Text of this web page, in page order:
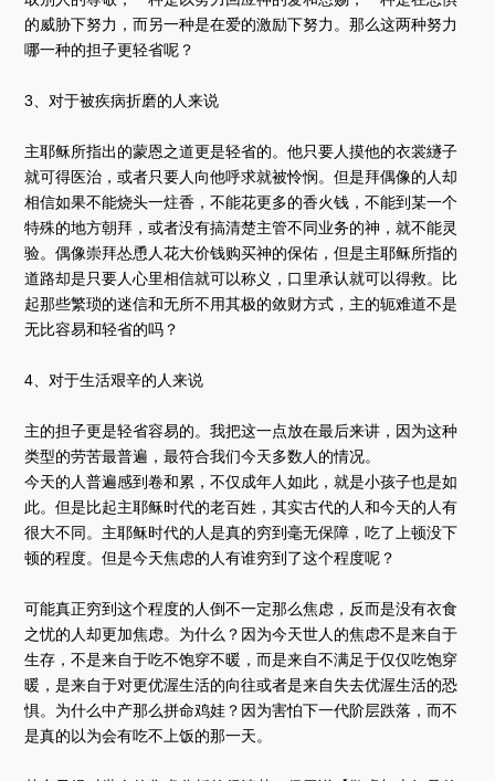
的威胁下努力，而另一种是在爱的激励下努力。那么这两种努力
哪一种的担子更轻省呢？
3、对于被疾病折磨的人来说
主耶稣所指出的蒙恩之道更是轻省的。他只要人摸他的衣裳繸子
就可得医治，或者只要人向他呼求就被怜悯。但是拜偶像的人却
相信如果不能烧头一炷香，不能花更多的香火钱，不能到某一个
特殊的地方朝拜，或者没有搞清楚主管不同业务的神，就不能灵
验。偶像崇拜怂恿人花大价钱购买神的保佑，但是主耶稣所指的
道路却是只要人心里相信就可以称义，口里承认就可以得救。比
起那些繁琐的迷信和无所不用其极的敛财方式，主的轭难道不是
无比容易和轻省的吗？
4、对于生活艰辛的人来说
主的担子更是轻省容易的。我把这一点放在最后来讲，因为这种
类型的劳苦最普遍，最符合我们今天多数人的情况。
今天的人普遍感到卷和累，不仅成年人如此，就是小孩子也是如
此。但是比起主耶稣时代的老百姓，其实古代的人和今天的人有
很大不同。主耶稣时代的人是真的穷到毫无保障，吃了上顿没下
顿的程度。但是今天焦虑的人有谁穷到了这个程度呢？
可能真正穷到这个程度的人倒不一定那么焦虑，反而是没有衣食
之忧的人却更加焦虑。为什么？因为今天世人的焦虑不是来自于
生存，不是来自于吃不饱穿不暖，而是来自不满足于仅仅吃饱穿
暖，是来自于对更优渥生活的向往或者是来自失去优渥生活的恐
惧。为什么中产那么拼命鸡娃？因为害怕下一代阶层跌落，而不
是真的以为会有吃不上饭的那一天。